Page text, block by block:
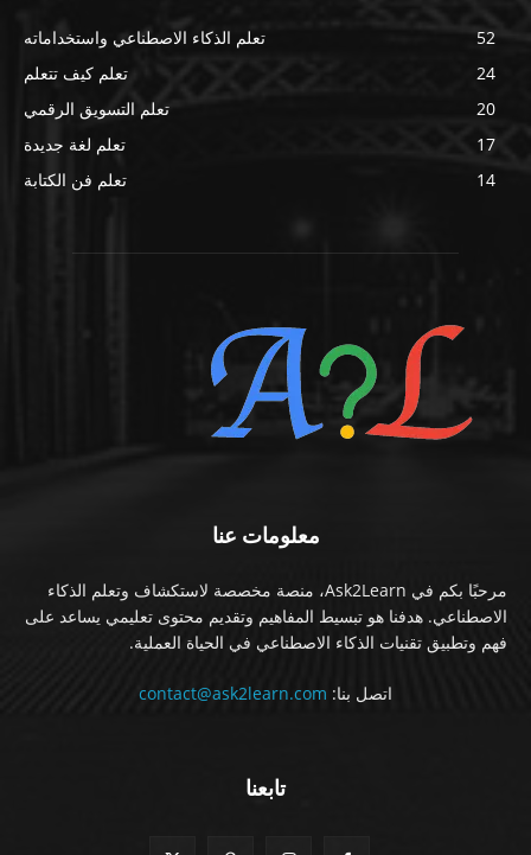
تعلم الذكاء الاصطناعي واستخداماته
52
تعلم كيف تتعلم
24
تعلم التسويق الرقمي
20
تعلم لغة جديدة
17
تعلم فن الكتابة
14
معلومات عنا
مرحبًا بكم في Ask2Learn، منصة مخصصة لاستكشاف وتعلم الذكاء
الاصطناعي. هدفنا هو تبسيط المفاهيم وتقديم محتوى تعليمي يساعد على
فهم وتطبيق تقنيات الذكاء الاصطناعي في الحياة العملية.
اتصل بنا: contact@ask2learn.com
تابعنا